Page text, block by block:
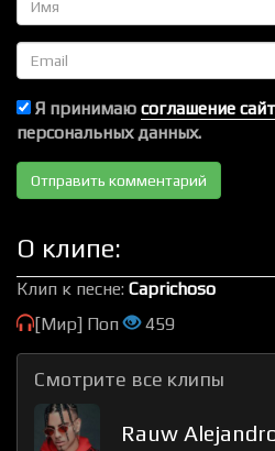
Email
Я принимаю соглашение
персональных данных.
О клипе:
Клип к песне: Caprichoso
[Мир] Поп
459
Смотрите все клипы
Rauw